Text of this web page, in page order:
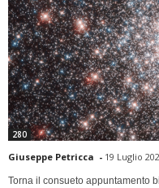
280
Giuseppe Petricca - 19 Luglio
Torna il consueto appuntamento